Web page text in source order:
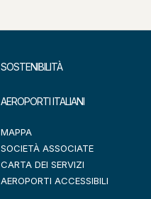
SOSTENIBILITÀ
AEROPORTI ITALIANI
MAPPA
SOCIETÀ ASSOCIATE
CARTA DEI SERVIZI
AEROPORTI ACCESSIBILI